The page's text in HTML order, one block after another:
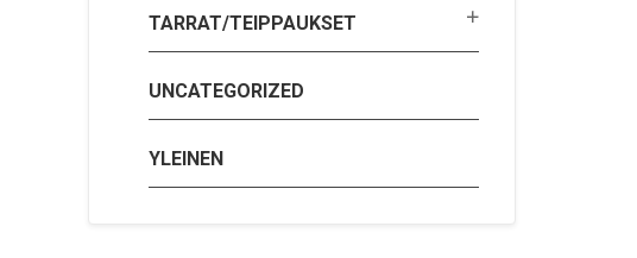
TARRAT/TEIPPAUKSET
UNCATEGORIZED
YLEINEN